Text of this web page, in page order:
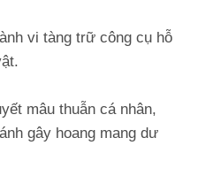
vi tàng trữ công cụ hỗ
mâu thuẫn cá nhân,
gây hoang mang dư